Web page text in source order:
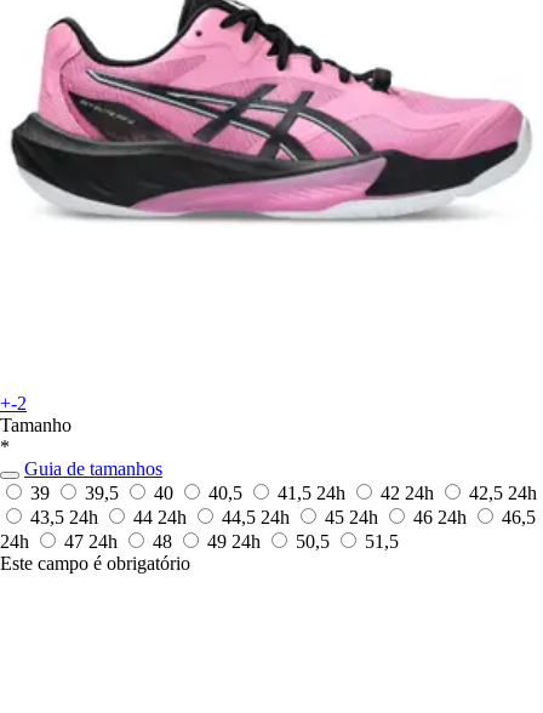
+-2
Tamanho
*
Guia de tamanhos
39
39,5 40 40,5 41,5 24h 42 24h 42,5 24h
43,5 24h 44 24h 44,5 24h 45 24h 46 24h
46,5
24h
47 24h 48 49 24h 50,5
51,5
Este campo é obrigatório